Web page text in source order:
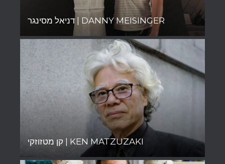
דניאל מסינגר | DANNY MEISINGER
קן מטזוזקי | KEN MATZUZAKI